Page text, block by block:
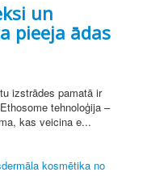
un
pieeja ādas
izstrādes pamatā ir
tehnoloģija –
kas veicina e...
kosmētika no